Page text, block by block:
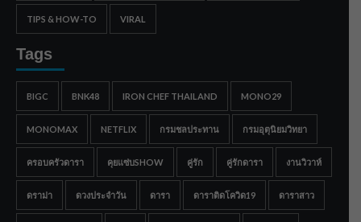
TIPS & HOW-TO VIRAL
Tags
BIGC BNK48 IRON CHEF THAILAND MONO29
MONOMAX NETFLIX กรมชลประทาน กรมอุตุนิยมวิทยา
ครอบครัวดารา คุยแซ่บSHOW คู่รัก คู่รักดารา งานวิวาห์
ดราม่า ดวงประจำวัน ดารา ดาราติดโควิด19 ดาราสาว